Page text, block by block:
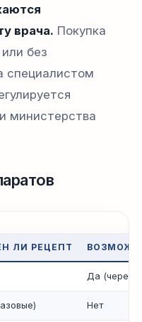
врача. Покупка
без
специалистом
министерства
ЛИ РЕЦЕПТ
Да (через
Нет